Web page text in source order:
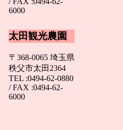
6000
太田観光農園
〒368-0065 埼玉県
秩父市太田2364
TEL :0494-62-0880
/ FAX :0494-62-
6000